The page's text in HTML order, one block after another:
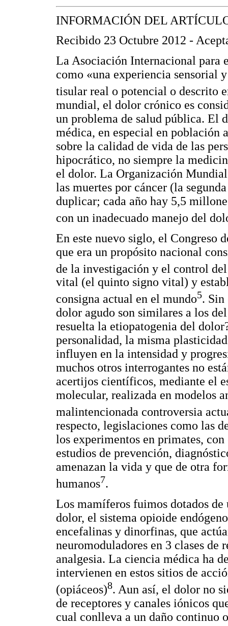
INFORMACIÓN DEL
Recibido 23 Octubre 2012 -
La Asociación Internacional para
como «una experiencia sensorial
tisular real o potencial o descrito
mundial, el dolor crónico es
un problema de salud pública. El
médica, en especial en población
sobre la calidad de vida de las
hipocrático, no siempre la
el dolor. La Organización
las muertes por cáncer (la
duplicar; cada año hay 5,5
con un inadecuado manejo del
En este nuevo siglo, el Congreso
que era un propósito nacional
de la investigación y el control
vital (el quinto signo vital) y
consigna actual en el mundo5. Sin
dolor agudo son similares a los
resuelta la etiopatogenia del
personalidad, la misma
influyen en la intensidad y
muchos otros interrogantes no
acertijos científicos, mediante el
molecular, realizada en modelos
malintencionada controversia
respecto, legislaciones como las
los experimentos en primates,
estudios de prevención,
amenazan la vida y que de otra
humanos7.
Los mamíferos fuimos dotados de
dolor, el sistema opioide
encefalinas y dinorfinas, que
neuromoduladores en 3 clases de
analgesia. La ciencia médica ha
intervienen en estos sitios de
(opiáceos)8. Aun así, el dolor no
de receptores y canales iónicos
cual conlleva a un daño continuo